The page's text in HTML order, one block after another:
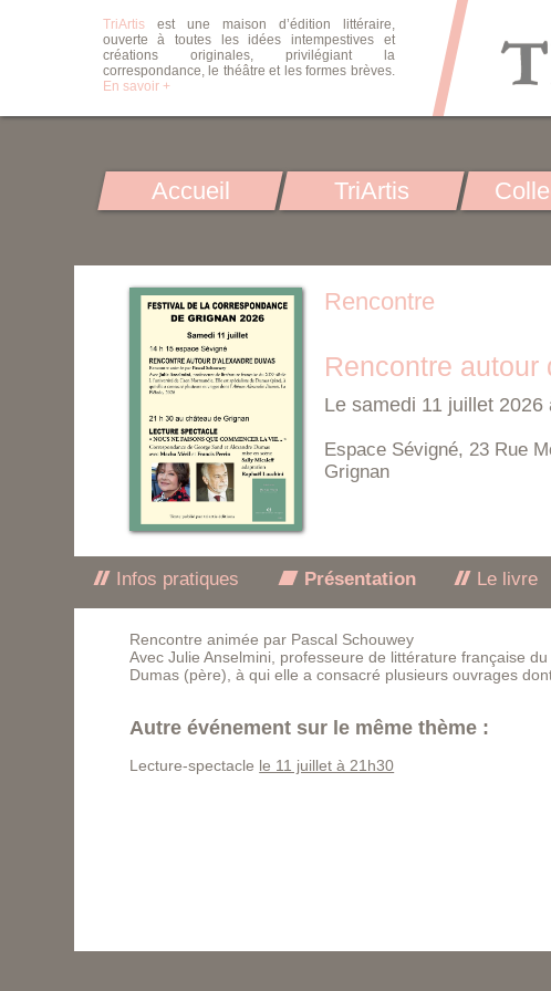
TriArtisest une maison d’édition littéraire,
ouverte à toutes les idées intempestives et
créations originales, privilégiant la
correspondance, le théâtre et les formes brèves.
En savoir +
Accueil TriArtis
Rencontre
Rencontre autour
Le samedi 11 juillet 2026
Espace Sévigné, 23 Rue
Grignan
Infos pratiques Présentation Le livre
Rencontre animée par Pascal Schouwey
Avec Julie Anselmini, professeure de littérature française
Dumas (père), à qui elle a consacré plusieurs ouvrages
Autre événement sur le même thème :
Lecture-spectacle le 11 juillet à 21h30